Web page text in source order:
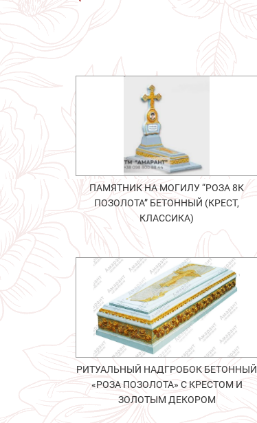
ПАМЯТНИК НА МОГИЛУ “РОЗА 8К
ПОЗОЛОТА” БЕТОННЫЙ (КРЕСТ,
КЛАССИКА)
РИТУАЛЬНЫЙ НАДГРОБОК БЕТОННЫЙ
«РОЗА ПОЗОЛОТА» С КРЕСТОМ И
ЗОЛОТЫМ ДЕКОРОМ